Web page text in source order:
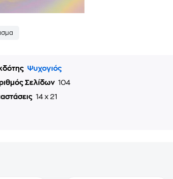
Ψυχογιός
Σελίδων 104
14 x 21